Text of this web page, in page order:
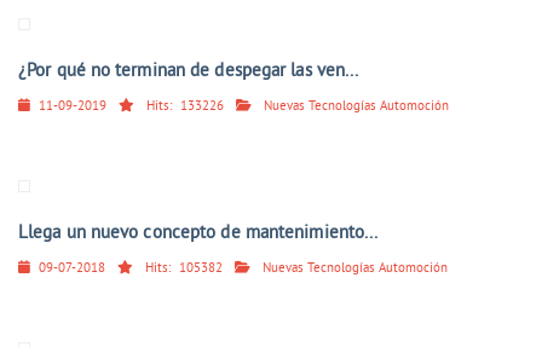
¿Por qué no terminan de despegar las ven...
11-09-2019 Hits: 133226 Nuevas Tecnologías Automoción
Llega un nuevo concepto de mantenimiento...
09-07-2018 Hits: 105382 Nuevas Tecnologías Automoción